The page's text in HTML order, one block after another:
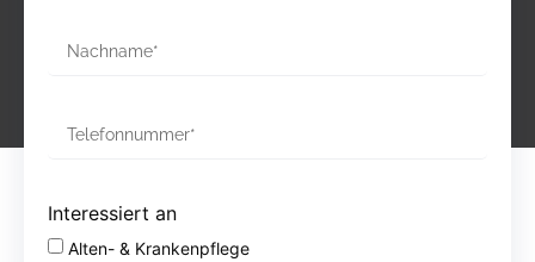
Interessiert an
Alten- & Krankenpflege